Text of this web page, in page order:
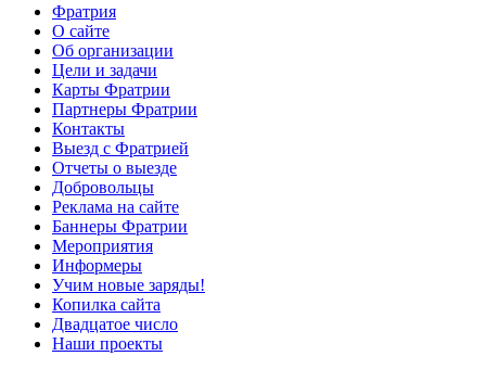
Фратрия
О сайте
Об организации
Цели и задачи
Карты Фратрии
Партнеры Фратрии
Контакты
Выезд с Фратрией
Отчеты о выезде
Добровольцы
Реклама на сайте
Баннеры Фратрии
Мероприятия
Информеры
Учим новые заряды!
Копилка сайта
Двадцатое число
Наши проекты